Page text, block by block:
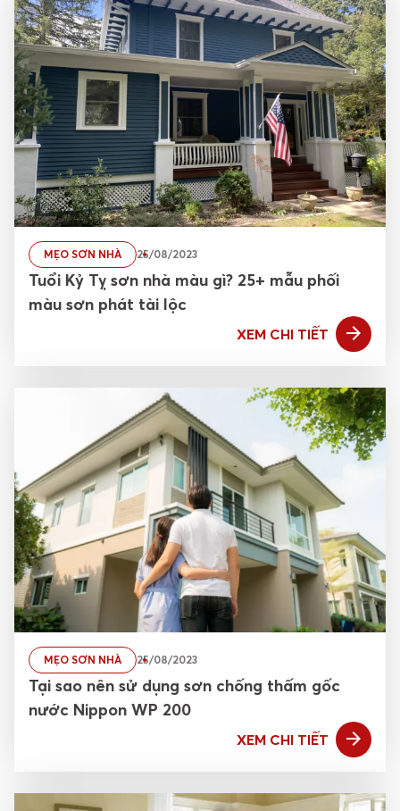
MẸO SƠN NHÀ 25/08/2023
Tuổi Kỷ Tỵ sơn nhà màu gì? 25+ mẫu phối
màu sơn phát tài lộc
XEM CHI TIẾT
MẸO SƠN NHÀ 25/08/2023
Tại sao nên sử dụng sơn chống thấm gốc
nước Nippon WP 200
XEM CHI TIẾT